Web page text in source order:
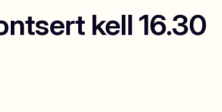
kell 16.30